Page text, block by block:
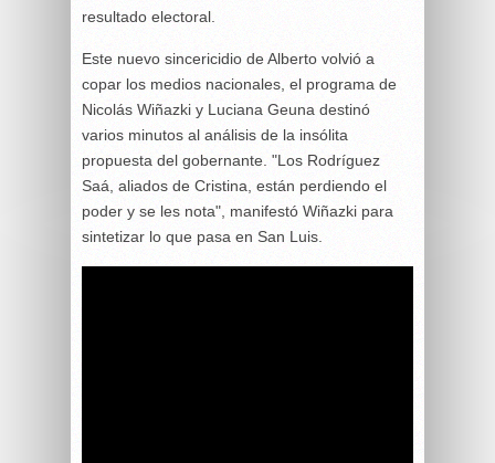
resultado electoral.
Este nuevo sincericidio de Alberto volvió a
copar los medios nacionales, el programa de
Nicolás Wiñazki y Luciana Geuna destinó
varios minutos al análisis de la insólita
propuesta del gobernante. "Los Rodríguez
Saá, aliados de Cristina, están perdiendo el
poder y se les nota", manifestó Wiñazki para
sintetizar lo que pasa en San Luis.